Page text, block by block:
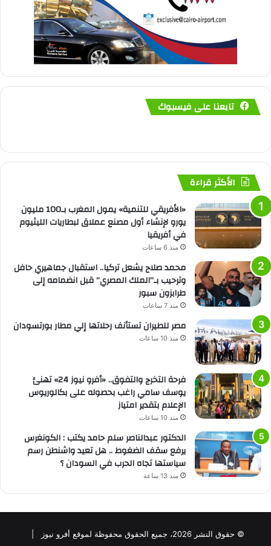
تابعنا على فيسبوك
الأكثر قراءة
«الأفريقي للتنمية» يمول المغرب بـ100 مليون
يورو لإنشاء أول مصنع عملاق لبطاريات الليثيوم
في أفريقيا
منذ 6 ساعات
محمد صلاح يشعل تركيا.. استقبال جماهيري حافل
وترحيب بـ”الملك المصري” قبل انضمامه إلى
طرابزون سبور
منذ 7 ساعات
مصر للطيران تستأنف رحلاتها إلي مطار بورتسودان
منذ 10 ساعات
فرحة التخرج والتفوق.. «أفرو نيوز 24» تهنئ
يوسف سامي راغب بحصوله على بكالوريوس
الإعلام بتقدير امتياز
منذ 10 ساعات
الدكتور عبدالناصر سلم حامد يكتب : الكونغرس
يرفع سقف الضغوط .. هل تعيد واشنطن رسم
سياستها تجاه الحرب في السودان ؟
منذ 13 ساعة
© حقوق النشر 2026، جميع الحقوق محفوظة لموقع أفرو نيوز |